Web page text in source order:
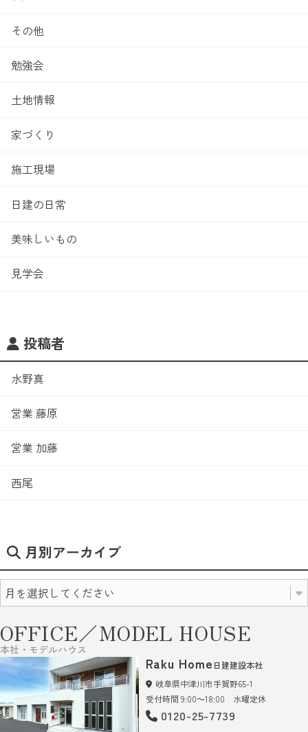
その他
勉強会
土地情報
家づくり
施工現場
日建の日常
美味しいもの
見学会
投稿者
水野真
営業 藤原
営業 加藤
西尾
月別アーカイブ
OFFICE／MODEL HOUSE
本社・モデルハウス
Raku Home 日建建設本社
岐阜県中津川市手賀野65-1
受付時間 9:00～18:00 水曜定休
0120-25-7739